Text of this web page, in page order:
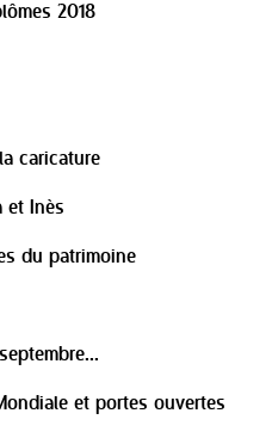
2018
caricature
et Inès
du patrimoine
et portes ouvertes